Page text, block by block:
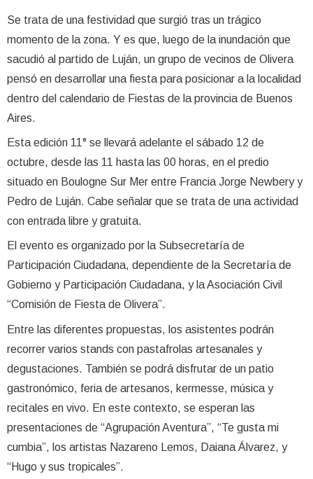
Se trata de una festividad que surgió tras un trágico
momento de la zona. Y es que, luego de la inundación que
sacudió al partido de Luján, un grupo de vecinos de Olivera
pensó en desarrollar una fiesta para posicionar a la localidad
dentro del calendario de Fiestas de la provincia de Buenos
Aires.
Esta edición 11° se llevará adelante el sábado 12 de
octubre, desde las 11 hasta las 00 horas, en el predio
situado en Boulogne Sur Mer entre Francia Jorge Newbery y
Pedro de Luján. Cabe señalar que se trata de una actividad
con entrada libre y gratuita.
El evento es organizado por la Subsecretaría de
Participación Ciudadana, dependiente de la Secretaría de
Gobierno y Participación Ciudadana, y la Asociación Civil
“Comisión de Fiesta de Olivera”.
Entre las diferentes propuestas, los asistentes podrán
recorrer varios stands con pastafrolas artesanales y
degustaciones. También se podrá disfrutar de un patio
gastronómico, feria de artesanos, kermesse, música y
recitales en vivo. En este contexto, se esperan las
presentaciones de “Agrupación Aventura”, “Te gusta mi
cumbia”, los artistas Nazareno Lemos, Daiana Álvarez, y
“Hugo y sus tropicales”.